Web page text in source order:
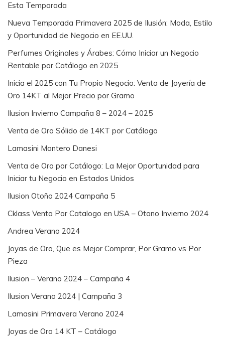
Esta Temporada
Nueva Temporada Primavera 2025 de Ilusión: Moda, Estilo
y Oportunidad de Negocio en EE.UU.
Perfumes Originales y Árabes: Cómo Iniciar un Negocio
Rentable por Catálogo en 2025
Inicia el 2025 con Tu Propio Negocio: Venta de Joyería de
Oro 14KT al Mejor Precio por Gramo
Ilusion Invierno Campaña 8 – 2024 – 2025
Venta de Oro Sólido de 14KT por Catálogo
Lamasini Montero Danesi
Venta de Oro por Catálogo: La Mejor Oportunidad para
Iniciar tu Negocio en Estados Unidos
Ilusion Otoño 2024 Campaña 5
Cklass Venta Por Catalogo en USA – Otono Invierno 2024
Andrea Verano 2024
Joyas de Oro, Que es Mejor Comprar, Por Gramo vs Por
Pieza
Ilusion – Verano 2024 – Campaña 4
Ilusion Verano 2024 | Campaña 3
Lamasini Primavera Verano 2024
Joyas de Oro 14 KT – Catálogo